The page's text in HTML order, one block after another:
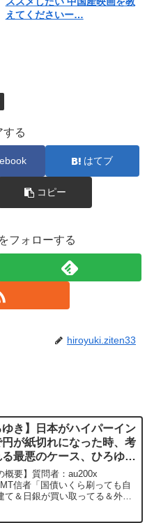
えてくださいー…
する
はてブ
コピー
フォローする
hiroyuki.ziten33
ゆき】日本がハイパーイン
円が紙切れになった時、考
る最悪のケース、ひろゆき
考察を教えて下さいー ひ
切り抜き 20250705
概要】質問者：au200x
信者「国債いくら刷っても自
て＆日銀が買い取ってる＆外貨